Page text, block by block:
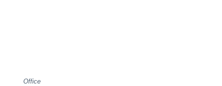
Office